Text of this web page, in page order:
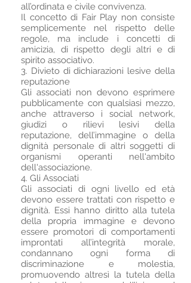
all’ordinata e civile convivenza.
Il concetto di Fair Play non consiste
semplicemente nel rispetto delle
regole, ma include i concetti di
amicizia, di rispetto degli altri e di
spirito associativo.
3. Divieto di dichiarazioni lesive della
reputazione
Gli associati non devono esprimere
pubblicamente con qualsiasi mezzo,
anche attraverso i social network,
giudizi o rilievi lesivi della
reputazione, dell’immagine o della
dignità personale di altri soggetti di
organismi operanti nell'ambito
dell'associazione.
4. Gli Associati
Gli associati di ogni livello ed età
devono essere trattati con rispetto e
dignità. Essi hanno diritto alla tutela
della propria immagine e devono
essere promotori di comportamenti
improntati all’integrità morale,
condannano ogni forma di
discriminazione e molestia,
promuovendo altresì la tutela della